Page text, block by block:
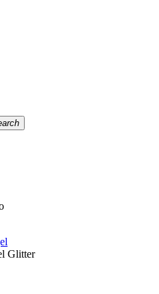
Glitter